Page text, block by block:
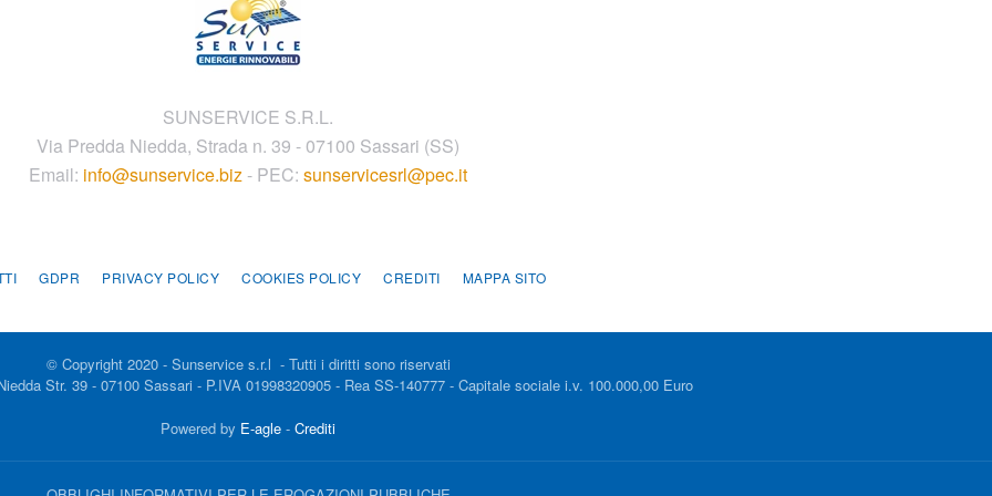
SUNSERVICE S.R.L.
Via Predda Niedda, Strada n. 39 - 07100 Sassari (SS)
Email: info@sunservice.biz - PEC: sunservicesrl@pec.it
GDPR PRIVACY POLICY COOKIES POLICY CREDITI MAPPA SITO
© Copyright 2020 - Sunservice s.r.l - Tutti i diritti sono riservati
Str. 39 - 07100 Sassari - P.IVA 01998320905 - Rea SS-140777 - Capitale sociale i.v. 100.000,00 Euro
Powered by E-agle - Crediti